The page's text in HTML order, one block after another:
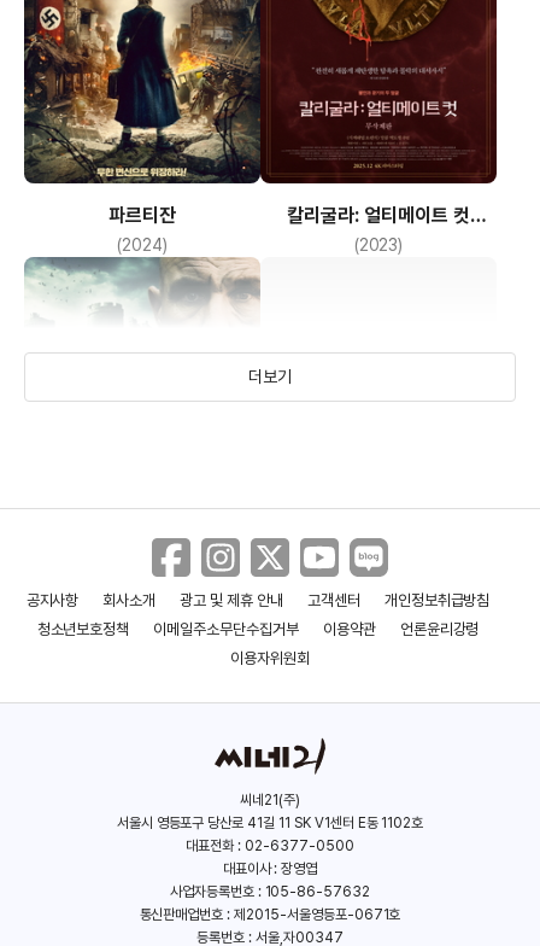
파르티잔
(2024)
칼리굴라: 얼티메이트 컷
무삭제판
(2023)
이터널: 저주받은 중세기사단 라이즈 오브 더 풋솔져: 오리진
더보기
공지사항 회사소개 광고 및 제휴 안내 고객센터
개인정보취급방침
청소년보호정책
이메일주소무단수집거부 이용약관
언론윤리강령
이용자위원회
씨네21(주)
서울시 영등포구 당산로 41길 11 SK V1센터 E동 1102호
대표전화 : 02-6377-0500
대표이사 : 장영엽
사업자등록번호 : 105-86-57632
통신판매업번호 : 제2015-서울영등포-0671호
등록번호 : 서울,자00347